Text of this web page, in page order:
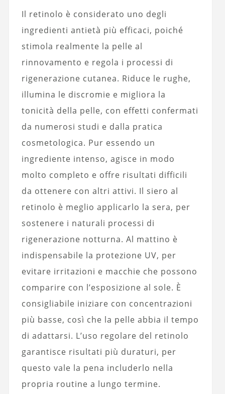
Il retinolo è considerato uno degli
ingredienti antietà più efficaci, poiché
stimola realmente la pelle al
rinnovamento e regola i processi di
rigenerazione cutanea. Riduce le rughe,
illumina le discromie e migliora la
tonicità della pelle, con effetti confermati
da numerosi studi e dalla pratica
cosmetologica. Pur essendo un
ingrediente intenso, agisce in modo
molto completo e offre risultati difficili
da ottenere con altri attivi. Il siero al
retinolo è meglio applicarlo la sera, per
sostenere i naturali processi di
rigenerazione notturna. Al mattino è
indispensabile la protezione UV, per
evitare irritazioni e macchie che possono
comparire con l’esposizione al sole. È
consigliabile iniziare con concentrazioni
più basse, così che la pelle abbia il tempo
di adattarsi. L’uso regolare del retinolo
garantisce risultati più duraturi, per
questo vale la pena includerlo nella
propria routine a lungo termine.